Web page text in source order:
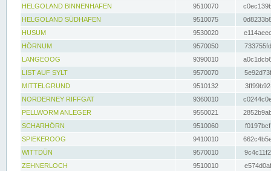
HELGOLAND BINNENHAFEN
9510070
HELGOLAND SÜDHAFEN
9510075
HUSUM
9530020
HÖRNUM
9570050
LANGEOOG
9390010
LIST AUF SYLT
9570070
MITTELGRUND
9510132
NORDERNEY RIFFGAT
9360010
PELLWORM ANLEGER
9550021
SCHARHÖRN
9510060
SPIEKEROOG
9410010
WITTDÜN
9570010
ZEHNERLOCH
9510010